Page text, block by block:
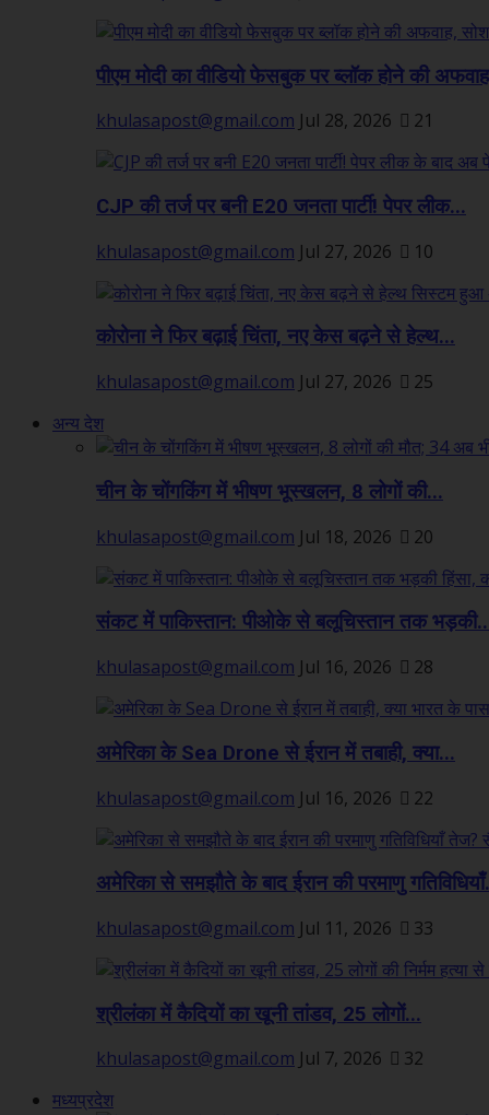
पीएम मोदी का वीडियो फेसबुक पर ब्लॉक होने की
khulasapost@gmail.com Jul 28, 2026 21
CJP की तर्ज पर बनी E20 जनता पार्टी! पेपर लीक...
khulasapost@gmail.com Jul 27, 2026 10
कोरोना ने फिर बढ़ाई चिंता, नए केस बढ़ने से हेल्थ...
khulasapost@gmail.com Jul 27, 2026
25
अन्य देश
चीन के चोंगकिंग में भीषण भूस्खलन, 8 लोगों की...
khulasapost@gmail.com Jul 18, 2026 20
संकट में पाकिस्तान: पीओके से बलूचिस्तान तक
khulasapost@gmail.com Jul 16, 2026 28
अमेरिका के Sea Drone से ईरान में तबाही, क्या...
khulasapost@gmail.com Jul 16, 2026 22
अमेरिका से समझौते के बाद ईरान की परमाणु
khulasapost@gmail.com Jul 11, 2026 33
श्रीलंका में कैदियों का खूनी तांडव, 25 लोगों...
khulasapost@gmail.com Jul 7, 2026
32
मध्यप्रदेश